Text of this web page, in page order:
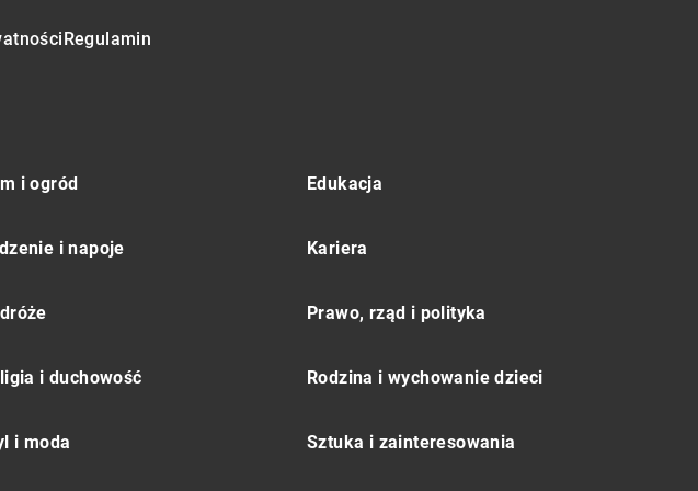
Regulamin
i ogród Edukacja
i napoje Kariera
Prawo, rząd i polityka
i duchowość Rodzina i wychowanie dzieci
i moda Sztuka i zainteresowania